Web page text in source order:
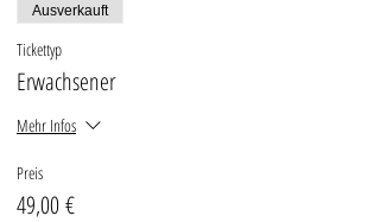
Ausverkauft
Tickettyp
Erwachsener
Mehr Infos
Preis
49,00 €